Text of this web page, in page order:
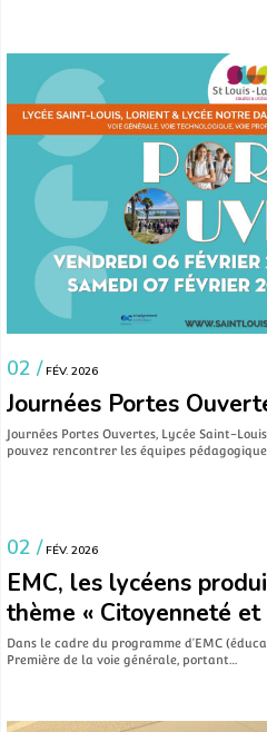
02 / FÉV. 2026
Journées Portes
Journées Portes Ouvertes, Lycée Saint-
pouvez rencontrer les équipes
02 / FÉV. 2026
EMC, les lycéens
thème « Citoyenneté
Dans le cadre du programme d’EMC
Première de la voie générale, portant…